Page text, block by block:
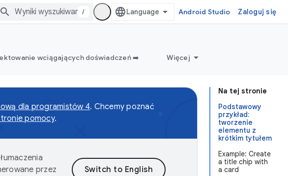
/ Android Studio Zaloguj się
wciągających doświadczeń ➡️ Więcej
Na tej stronie
Podstawowy
przykład:
tworzenie
elementu z
krótkim tytułem
Example: Create
a title chip with
a card
dla programistów 4. Chcemy poznać
pomocy.
przez